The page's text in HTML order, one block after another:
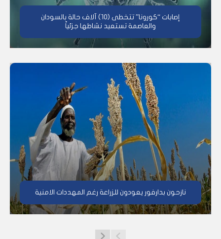
إصابات “كورونا” تتخطى (10) آلاف حالة بالسودان
والعاصمة تستعيد نشاطها جزئياً
نازحون بدارفور يعودون للزراعة رغم المهددات الامنية